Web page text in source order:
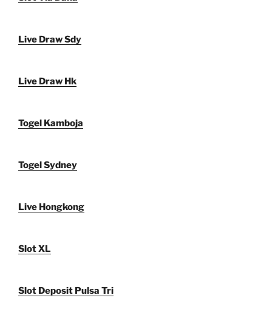
Live Draw Sdy
Live Draw Hk
Togel Kamboja
Togel Sydney
Live Hongkong
Slot XL
Slot Deposit Pulsa Tri